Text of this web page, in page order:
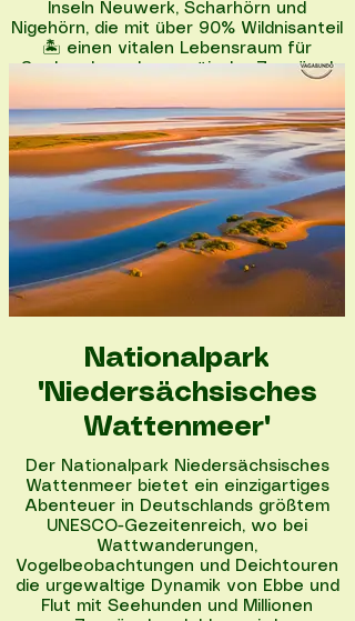
Inseln Neuwerk, Scharhörn und
Nigehörn, die mit über 90% Wildnisanteil
🏝️ einen vitalen Lebensraum für
Seehunde und europäische Zugvögel
Nationalpark entdecken
Nationalpark
"Niedersächsisches
Wattenmeer"
Der Nationalpark Niedersächsisches
Wattenmeer bietet ein einzigartiges
Abenteuer in Deutschlands größtem
UNESCO-Gezeitenreich, wo bei
Wattwanderungen,
Vogelbeobachtungen und Deichtouren
die urgewaltige Dynamik von Ebbe und
Flut mit Seehunden und Millionen